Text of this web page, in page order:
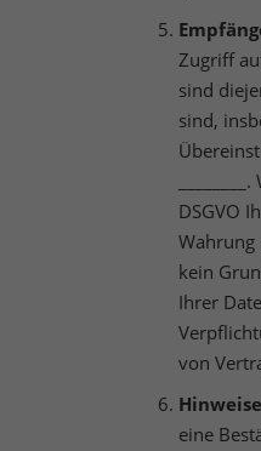
Zugriff
sind
sind,
DSGVO
kein
Ihrer
von
eine